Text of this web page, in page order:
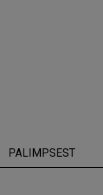
PALIMPSEST